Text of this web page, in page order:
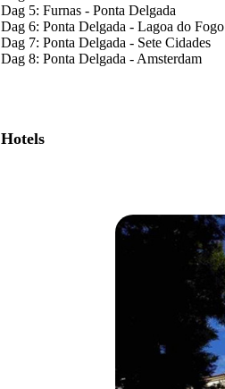
Dag 5: Furnas - Ponta Delgada
Dag 6: Ponta Delgada - Lagoa do Fogo
Dag 7: Ponta Delgada - Sete Cidades
Dag 8: Ponta Delgada - Amsterdam
Hotels